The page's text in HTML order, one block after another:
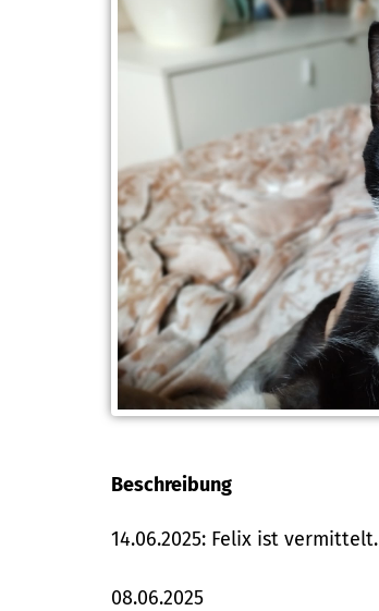
Beschreibung
14.06.2025: Felix ist vermittelt.
08.06.2025